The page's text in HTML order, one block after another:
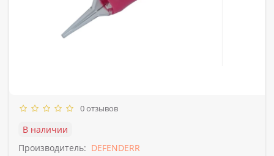
0 отзывов
В наличии
Производитель: DEFENDERR